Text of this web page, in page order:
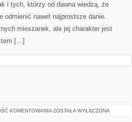
i tych, którzy od dawna wiedzą, że
odmienić nawet najprostsze danie.
mieszanek, ale jej charakter jest
[…]
KOMENTOWANIA HISTORIA
ZOSTAŁA WYŁĄCZONA